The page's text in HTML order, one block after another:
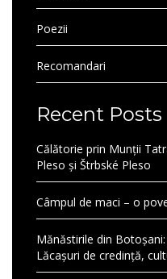
Poezii
Recomandari
Recent Posts
Călătorie prin Munții
Pleso și Štrbské Pleso
Câmpul de maci – o
Mănăstirile din
Lăcașuri de credință,